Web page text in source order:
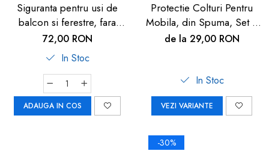
Siguranta pentru usi de
balcon si ferestre, fara
gaurire sau lipire, gri
antracit, Reer WinLock
70021
72,00 RON
In Stoc
ADAUGA IN COS
Protectie Colturi Pentru
Mobila, din Spuma, Set 4
buc
de la 29,00 RON
In Stoc
VEZI VARIANTE
-30%